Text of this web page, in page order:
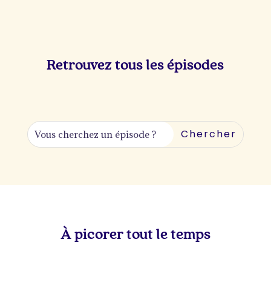
Retrouvez tous les épisodes
À picorer tout le temps